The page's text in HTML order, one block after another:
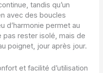
tandis qu’un
avec des boucles
d’harmonie permet au
pas rester isolé, mais de
poignet, jour après jour.
et facilité d’utilisation